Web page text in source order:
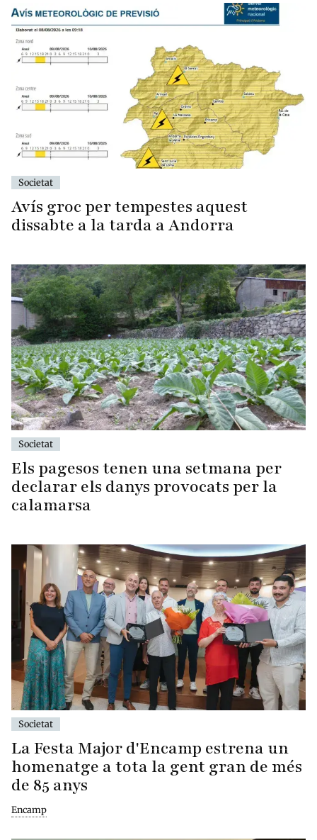
Societat
Avís groc per tempestes aquest
dissabte a la tarda a Andorra
Societat
Els pagesos tenen una setmana per
declarar els danys provocats per la
calamarsa
Societat
La Festa Major d'Encamp estrena un
homenatge a tota la gent gran de més
de 85 anys
Encamp